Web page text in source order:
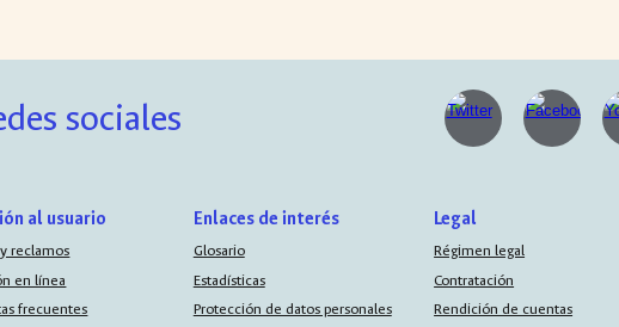
sociales
al usuario
reclamos
en línea
frecuentes
Enlaces de interés
Glosario
Estadísticas
Protección de datos personales
Legal
Régimen legal
Contratación
Rendición de cuentas